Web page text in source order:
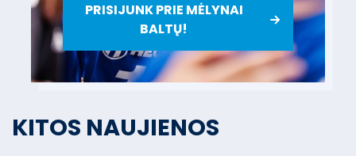
PRISIJUNK PRIE MĖLYNAI
BALTŲ!
KITOS NAUJIENOS